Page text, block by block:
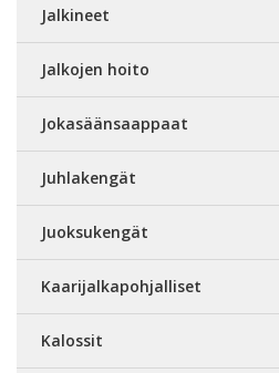
Jalkineet
Jalkojen hoito
Jokasäänsaappaat
Juhlakengät
Juoksukengät
Kaarijalkapohjalliset
Kalossit